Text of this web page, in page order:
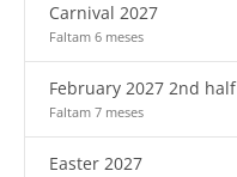
Carnival 2027
Faltam 6 meses
February 2027 2nd half
Faltam 7 meses
Easter 2027